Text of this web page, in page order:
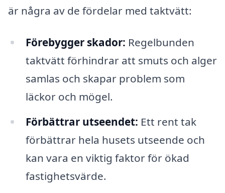
är några av de fördelar med taktvätt:
Förebygger skador: Regelbunden
taktvätt förhindrar att smuts och alger
samlas och skapar problem som
läckor och mögel.
Förbättrar utseendet: Ett rent tak
förbättrar hela husets utseende och
kan vara en viktig faktor för ökad
fastighetsvärde.